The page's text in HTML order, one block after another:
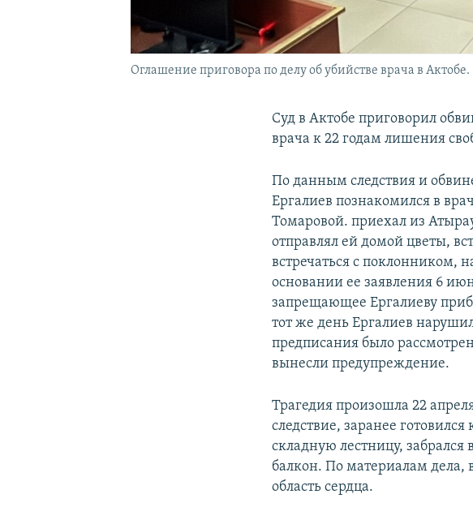
Оглашение приговора по делу об убийстве врача в Актобе.
Суд в Актобе приговорил
врача к 22 годам лишения
По данным следствия и
Ергалиев познакомился в
Томаровой. приехал из
отправлял ей домой цветы,
встречаться с поклонником,
основании ее заявления 6
запрещающее Ергалиеву
тот же день Ергалиев
предписания было
вынесли предупреждение.
Трагедия произошла 22
следствие, заранее
складную лестницу, забрался
балкон. По материалам дела,
область сердца.